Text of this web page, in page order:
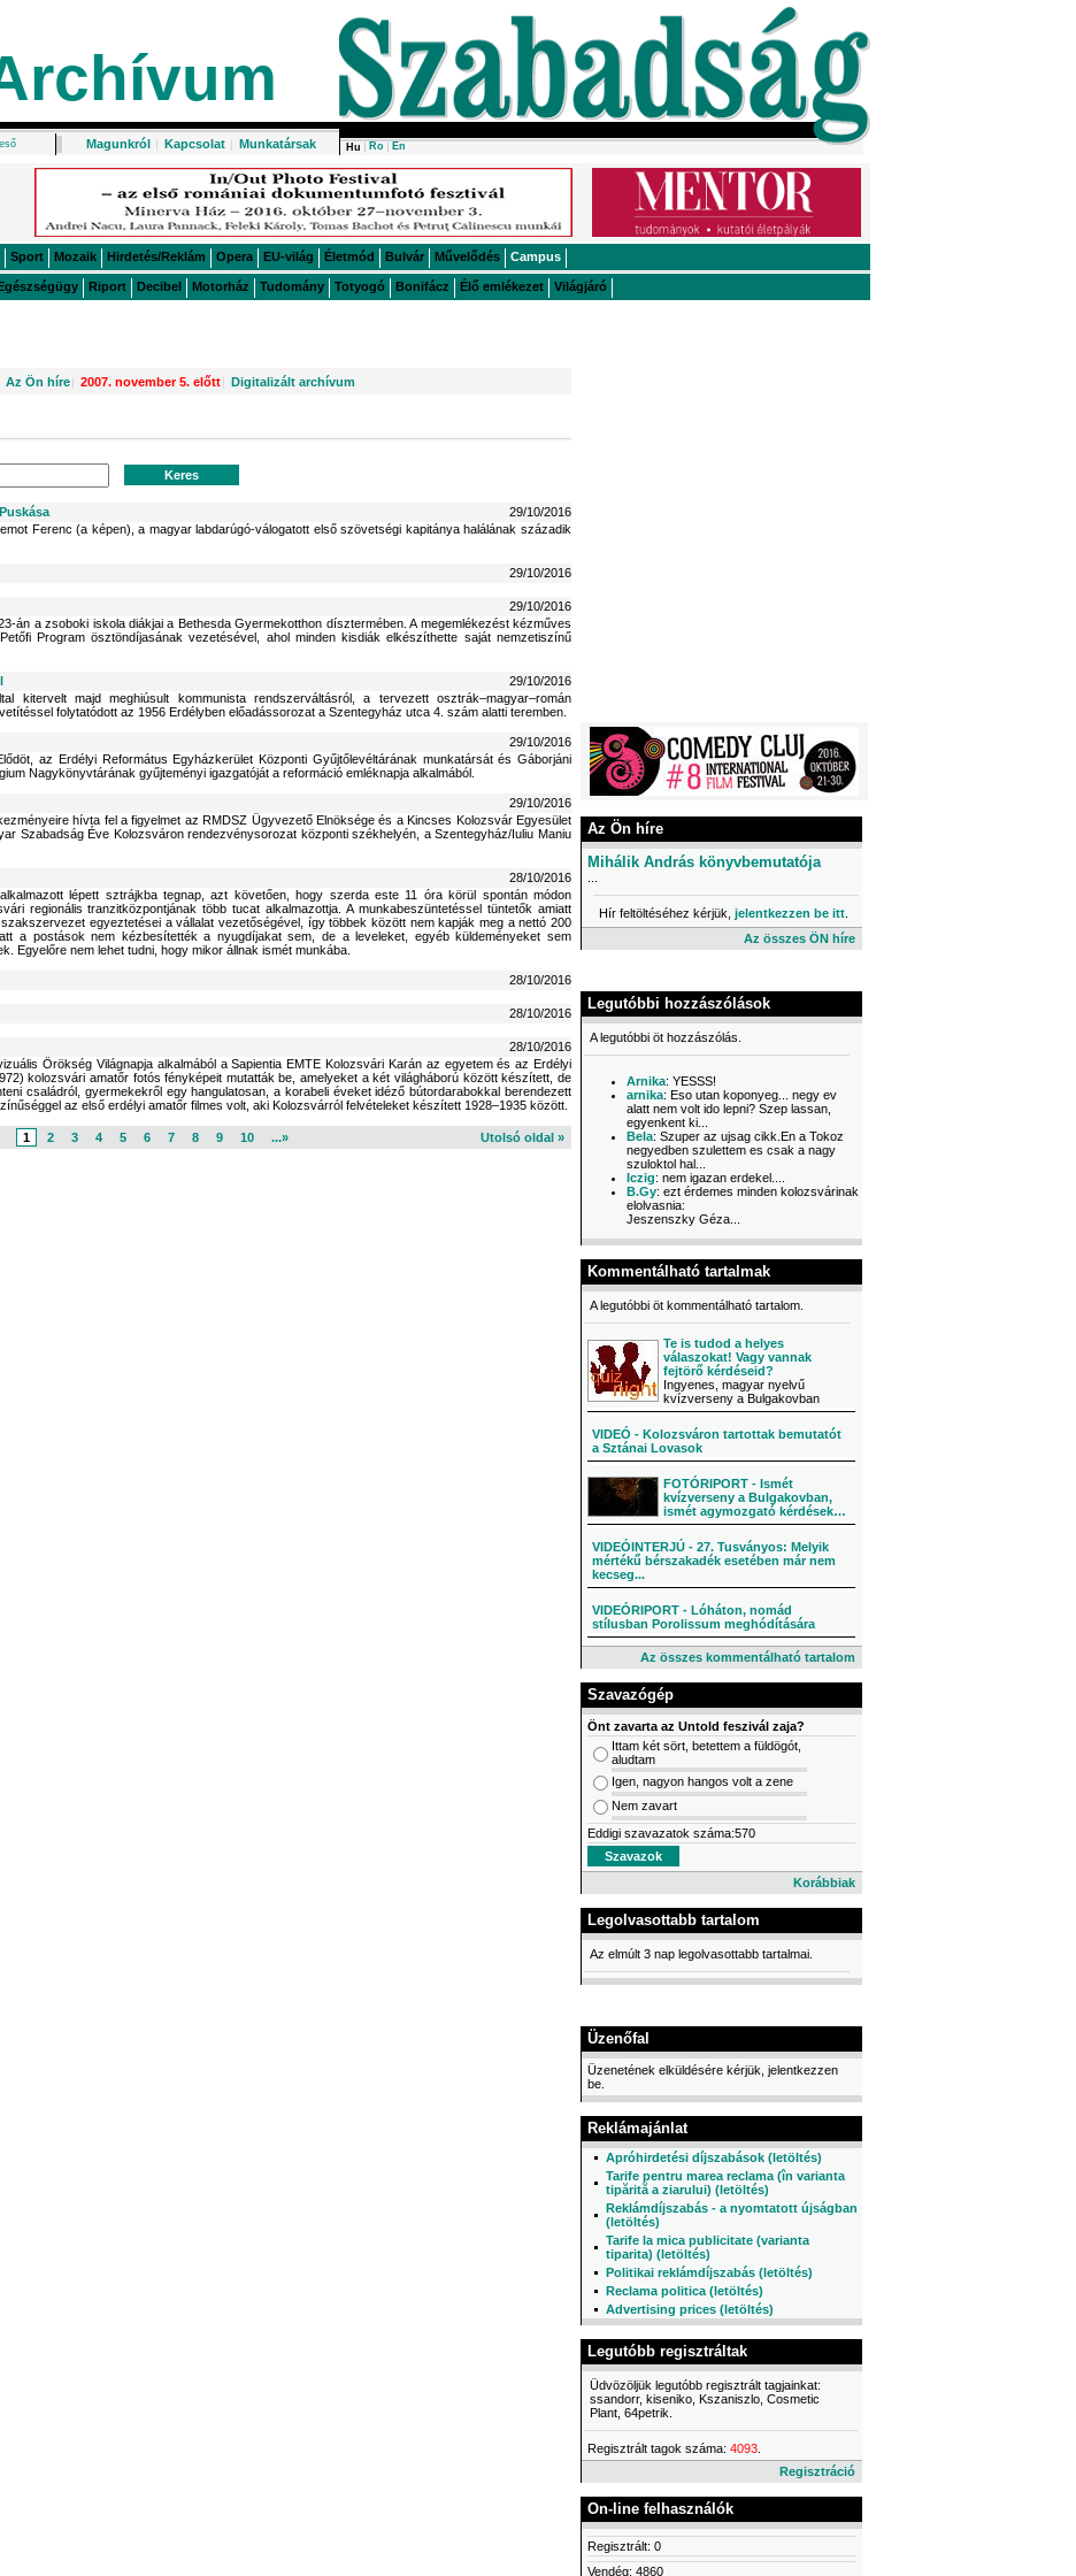
Magunkról | Kapcsolat | Munkatársak Hu Ro En
Sport Mozaik Hirdetés/Reklám Opera EU-világ Életmód Bulvár Művelődés Campus
Riport Decibel Motorház Tudomány Totyogó Bonifácz Élő emlékezet Világjáró
Az Ön híre| 2007. november 5. előtt| Digitalizált archívum
29/10/2016
Ferenc (a képen), a magyar labdarúgó-válogatott első szövetségi kapitánya halálának századik
29/10/2016
29/10/2016
án a zsoboki iskola diákjai a Bethesda Gyermekotthon dísztermében. A megemlékezést kézműves
Program ösztöndíjasának vezetésével, ahol minden kisdiák elkészíthette saját nemzetiszínű
29/10/2016
kitervelt majd meghiúsult kommunista rendszerváltásról, a tervezett osztrák–magyar–román
folytatódott az 1956 Erdélyben előadássorozat a Szentegyház utca 4. szám alatti teremben.
29/10/2016
az Erdélyi Református Egyházkerület Központi Gyűjtőlevéltárának munkatársát és Gáborjáni
Nagykönyvtárának gyűjteményi igazgatóját a reformáció emléknapja alkalmából.
29/10/2016
hívta fel a figyelmet az RMDSZ Ügyvezető Elnöksége és a Kincses Kolozsvár Egyesület
Szabadság Éve Kolozsváron rendezvénysorozat központi székhelyén, a Szentegyház/Iuliu Maniu
28/10/2016
lépett sztrájkba tegnap, azt követően, hogy szerda este 11 óra körül spontán módon
regionális tranzitközpontjának több tucat alkalmazottja. A munkabeszüntetéssel tüntetők amiatt
egyeztetései a vállalat vezetőségével, így többek között nem kapják meg a nettó 200
a postások nem kézbesítették a nyugdíjakat sem, de a leveleket, egyéb küldeményeket sem
Egyelőre nem lehet tudni, hogy mikor állnak ismét munkába.
28/10/2016
28/10/2016
28/10/2016
Örökség Világnapja alkalmából a Sapientia EMTE Kolozsvári Karán az egyetem és az Erdélyi
kolozsvári amatőr fotós fényképeit mutatták be, amelyeket a két világháború között készített, de
családról, gyermekekről egy hangulatosan, a korabeli éveket idéző bútordarabokkal berendezett
az első erdélyi amatőr filmes volt, aki Kolozsvárról felvételeket készített 1928–1935 között.
1 2 3 4 5 6 7 8 9 10 ...» Utolsó oldal »
Az Ön híre
Mihálik András könyvbemutatója
Hír feltöltéséhez kérjük, jelentkezzen be itt
Az összes ÖN híre
Legutóbbi hozzászólások
A legutóbbi öt hozzászólás.
Arnika: YESSS!
arnika: Eso utan koponyeg... negy ev
alatt nem volt ido lepni? Szep lassan,
egyenkent ki...
Bela: Szuper az ujsag cikk.En a Tokoz
negyedben szulettem es csak a nagy
szuloktol hal...
Iczig: nem igazan erdekel....
B.Gy: ezt érdemes minden kolozsvárinak
elolvasnia:
Jeszenszky Géza...
Kommentálható tartalmak
A legutóbbi öt kommentálható tartalom.
Te is tudod a helyes
válaszokat! Vagy vannak
fejtörő kérdéseid?
Ingyenes, magyar nyelvű
kvízverseny a Bulgakovban
VIDEÓ - Kolozsváron tartottak bemutatót
a Sztánai Lovasok
FOTÓRIPORT - Ismét
kvízverseny a Bulgakovban,
ismét agymozgató kérdések…
VIDEÓINTERJÚ - 27. Tusványos: Melyik
mértékű bérszakadék esetében már nem
kecseg...
VIDEÓRIPORT - Lóháton, nomád
stílusban Porolissum meghódítására
Az összes kommentálható tartalom
Szavazógép
Önt zavarta az Untold feszivál zaja?
Ittam két sört, betettem a füldögót,
aludtam
Igen, nagyon hangos volt a zene
Nem zavart
Eddigi szavazatok száma:570
Korábbiak
Legolvasottabb tartalom
Az elmúlt 3 nap legolvasottabb tartalmai.
Üzenőfal
Üzenetének elküldésére kérjük, jelentkezzen
be.
Reklámajánlat
Apróhirdetési díjszabások (letöltés)
Tarife pentru marea reclama (în varianta
tipărită a ziarului) (letöltés)
Reklámdíjszabás - a nyomtatott újságban
(letöltés)
Tarife la mica publicitate (varianta
tiparita) (letöltés)
Politikai reklámdíjszabás (letöltés)
Reclama politica (letöltés)
Advertising prices (letöltés)
Legutóbb regisztráltak
Üdvözöljük legutóbb regisztrált tagjainkat:
ssandorr, kiseniko, Kszaniszlo, Cosmetic
Plant, 64petrik.
Regisztrált tagok száma: 4093
Regisztráció
On-line felhasználók
Regisztrált: 0
Vendég: 4860